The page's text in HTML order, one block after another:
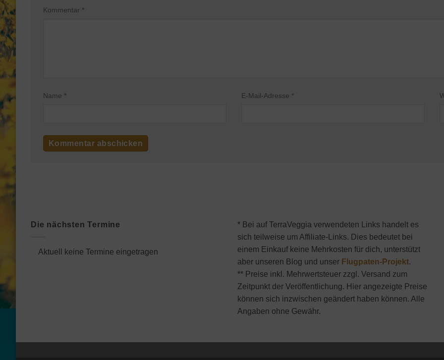
Kommentar *
Name * E-Mail-Adresse *
Die nächsten Termine
Aktuell keine Termine eingetragen
* Bei auf TerraVeggia verwendeten Links handelt es
sich teilweise um Affiliate-Links. Dies bedeutet bei
einem Einkauf keine Mehrkosten für dich, unterstützt
aber unseren Blog und unser Flugpaten-Projekt.
** Preise inkl. Mehrwertsteuer zzgl. Versand zum
Zeitpunkt der Veröffentlichung. Hier angezeigte Preise
können sich inzwischen geändert haben können. Alle
Angaben ohne Gewähr.